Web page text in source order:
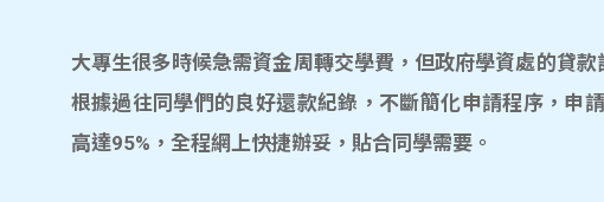
大專生很多時候急需資金周轉交學費，但政府學資處的貸
根據過往同學們的良好還款紀錄，不斷簡化申請程序，申
高達95%，全程網上快捷辦妥，貼合同學需要。